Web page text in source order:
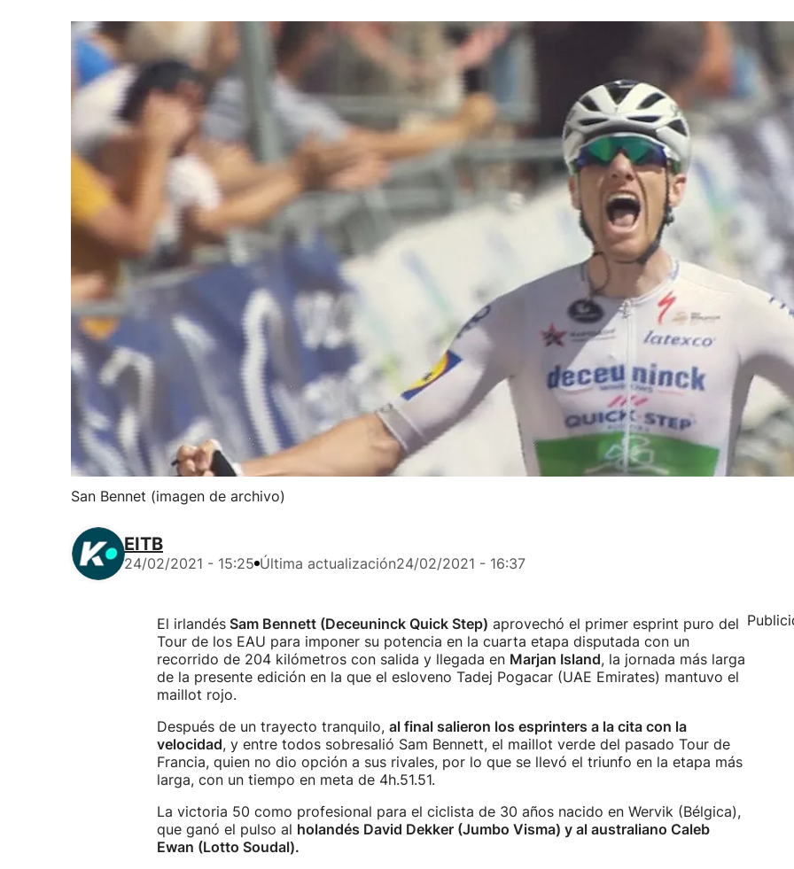
San Bennet (imagen de archivo)
EITB
24/02/2021 - 15:25 Última actualización24/02/2021 - 16:37
El irlandés Sam Bennett (Deceuninck Quick Step) aprovechó el primer esprint puro del
Tour de los EAU para imponer su potencia en la cuarta etapa disputada con un
recorrido de 204 kilómetros con salida y llegada en Marjan Island, la jornada más larga
de la presente edición en la que el esloveno Tadej Pogacar (UAE Emirates) mantuvo el
maillot rojo.
Después de un trayecto tranquilo, al final salieron los esprinters a la cita con la
velocidad, y entre todos sobresalió Sam Bennett, el maillot verde del pasado Tour de
Francia, quien no dio opción a sus rivales, por lo que se llevó el triunfo en la etapa más
larga, con un tiempo en meta de 4h.51.51.
La victoria 50 como profesional para el ciclista de 30 años nacido en Wervik (Bélgica),
que ganó el pulso al holandés David Dekker (Jumbo Visma) y al australiano Caleb
Ewan (Lotto Soudal).